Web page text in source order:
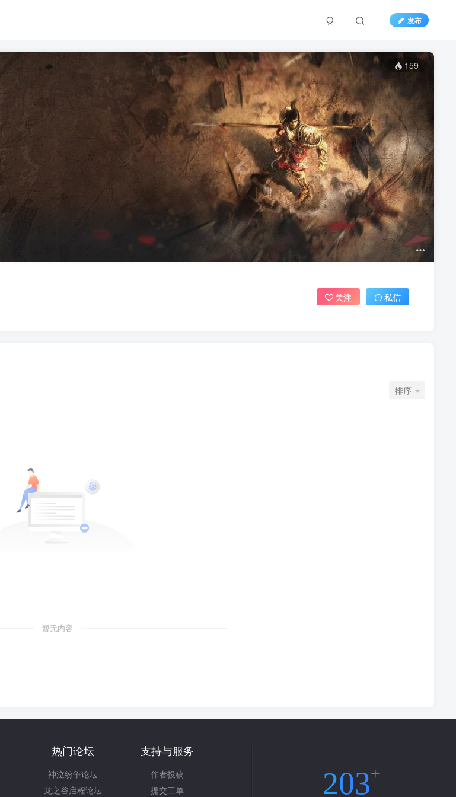
发布
159
关注 私信
排序
暂无内容
热门论坛
神泣纷争论坛
龙之谷启程论坛
支持与服务
作者投稿
提交工单
203